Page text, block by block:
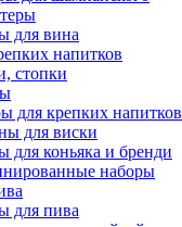
для вина
напитков
стопки
для крепких напитков
для виски
для коньяка и бренди
наборы
для пива